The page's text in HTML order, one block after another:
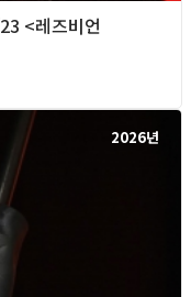
<레즈비언
2026년